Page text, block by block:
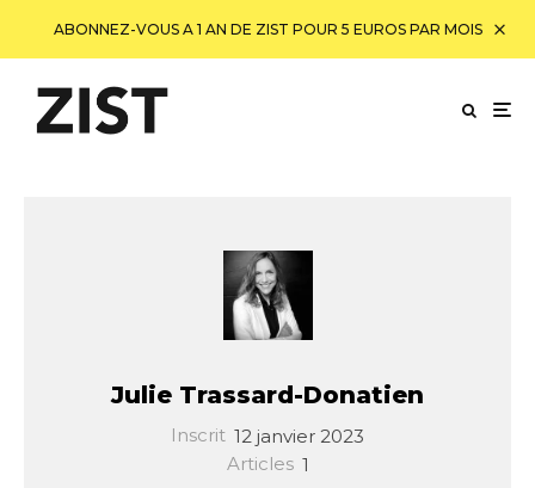
ABONNEZ-VOUS A 1 AN DE ZIST POUR 5 EUROS PAR MOIS
Julie Trassard-Donatien
Inscrit 12 janvier 2023
Articles 1